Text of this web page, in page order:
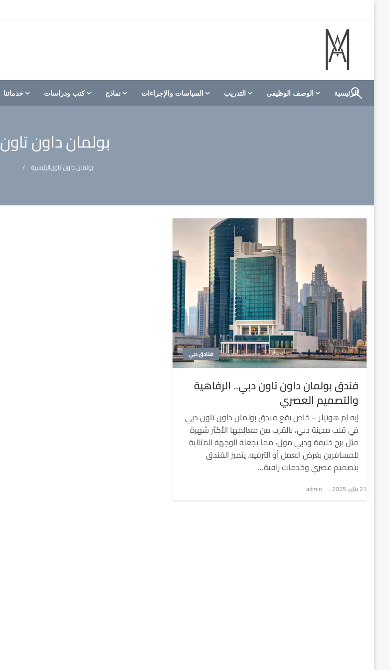
M A hotels | إم ايه هوتيلز
الموقع الأول للعاملين في الفنادق في العالم العربي
الرئيسية الوصف الوظيفي التدريب السياسات والإجراءات نماذج كتب ودراسات خدماتنا
بولمان داون تاون
الرئيسيةبولمان داون تاون
فنادق دبي
فندق بولمان داون تاون دبي.. الرفاهية
والتصميم العصري
إيه إم هوتيلز – خاص يقع فندق بولمان داون تاون دبي
في قلب مدينة دبي، بالقرب من معالمها الأكثر شهرة
مثل برج خليفة ودبي مول، مما يجعله الوجهة المثالية
للمسافرين بغرض العمل أو الترفيه. يتميز الفندق
بتصميم عصري وخدمات راقية…
نُشر
21 يناير، 2025 admin